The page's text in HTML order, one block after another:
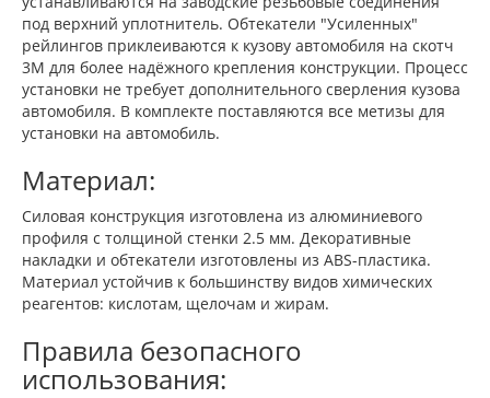
под верхний уплотнитель. Обтекатели "Усиленных"
рейлингов приклеиваются к кузову автомобиля на скотч
3М для более надёжного крепления конструкции. Процесс
установки не требует дополнительного сверления кузова
автомобиля. В комплекте поставляются все метизы для
установки на автомобиль.
Материал:
Силовая конструкция изготовлена из алюминиевого
профиля c толщиной стенки 2.5 мм. Декоративные
накладки и обтекатели изготовлены из ABS-пластика.
Материал устойчив к большинству видов химических
реагентов: кислотам, щелочам и жирам.
Правила безопасного
использования: